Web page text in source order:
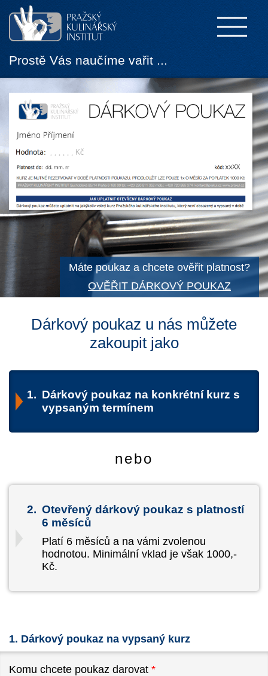
Prostě Vás naučíme vařit ...
Máte poukaz a chcete ověřit platnost?
OVĚŘIT DÁRKOVÝ POUKAZ
Dárkový poukaz u nás můžete
zakoupit jako
1. Dárkový poukaz na konkrétní kurz s
vypsaným termínem
nebo
2. Otevřený dárkový poukaz s platností
6 měsíců
Platí 6 měsíců a na vámi zvolenou
hodnotou. Minimální vklad je však 1000,-
Kč.
1. Dárkový poukaz na vypsaný kurz
Komu chcete poukaz darovat *